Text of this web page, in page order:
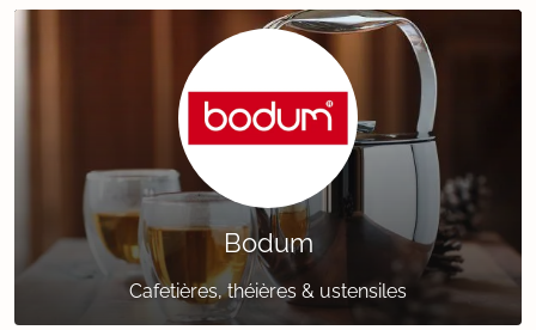
Bodum
Cafetières, théières & ustensiles